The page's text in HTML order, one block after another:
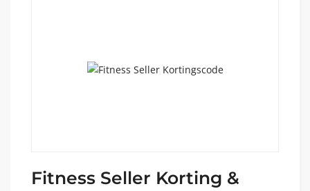
Fitness Seller Korting &